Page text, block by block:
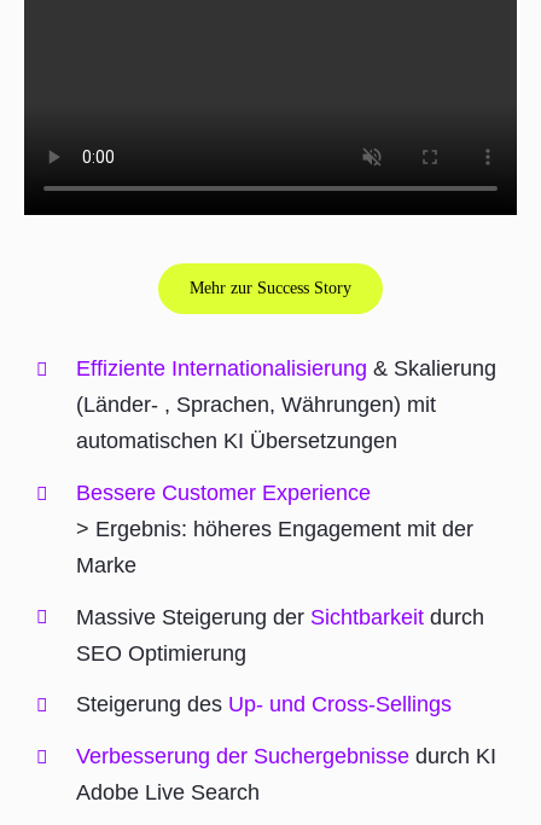
Mehr zur Success Story
Effiziente Internationalisierung& Skalierung
(Länder- , Sprachen, Währungen) mit
automatischen KI Übersetzungen
Bessere Customer Experience
> Ergebnis: höheres Engagement mit der
Marke
Massive Steigerung der Sichtbarkeitdurch
SEO Optimierung
Steigerung des Up- und Cross-Sellings
Verbesserung der Suchergebnisse durch KI
Adobe Live Search